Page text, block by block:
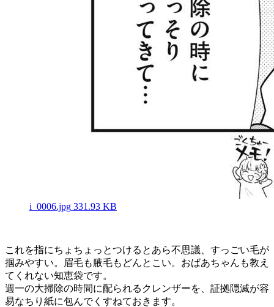
i_0006.jpg 331.93 KB
これを指にちょちょっとつけるとあら不思議、すっごい毛が
掴みやすい。眉毛も腋毛もどんとこい。おばあちゃんも教え
てくれない知恵袋です。
週一の大掃除の時間に配られるクレンザーを、証拠隠滅が容
易なちり紙に包んでくすねておきます。